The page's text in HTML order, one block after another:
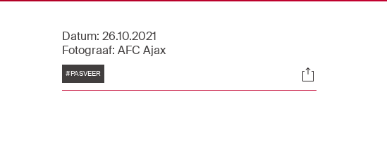
Datum: 26.10.2021
Fotograaf: AFC Ajax
Tags
#PASVEER Socials